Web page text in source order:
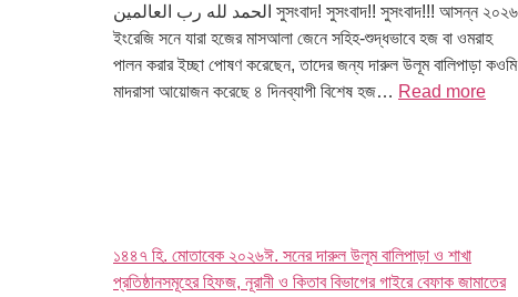
الحمد لله رب العالمين সুসংবাদ! সুসংবাদ!! সুসংবাদ!!! আসন্ন ২০২৬
ইংরেজি সনে যারা হজের মাসআলা জেনে সহিহ-শুদ্ধভাবে হজ বা ওমরাহ
পালন করার ইচ্ছা পোষণ করেছেন, তাদের জন্য দারুল উলূম বালিপাড়া কওমি
মাদরাসা আয়োজন করেছে ৪ দিনব্যাপী বিশেষ হজ… Read more
১৪৪৭ হি. মোতাবেক ২০২৬ঈ. সনের দারুল উলূম বালিপাড়া ও শাখা
প্রতিষ্ঠানসমূহের হিফজ, নূরানী ও কিতাব বিভাগের গাইরে বেফাক জামাতের